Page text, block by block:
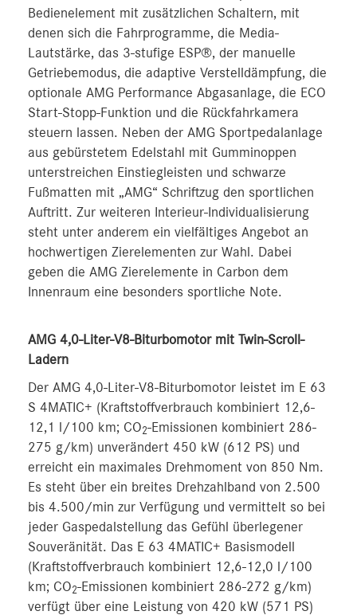
Bedienelement mit zusätzlichen Schaltern, mit
denen sich die Fahrprogramme, die Media-
Lautstärke, das 3-stufige ESP®, der manuelle
Getriebemodus, die adaptive Verstelldämpfung, die
optionale AMG Performance Abgasanlage, die ECO
Start-Stopp-Funktion und die Rückfahrkamera
steuern lassen. Neben der AMG Sportpedalanlage
aus gebürstetem Edelstahl mit Gumminoppen
unterstreichen Einstiegleisten und schwarze
Fußmatten mit „AMG“ Schriftzug den sportlichen
Auftritt. Zur weiteren Interieur-Individualisierung
steht unter anderem ein vielfältiges Angebot an
hochwertigen Zierelementen zur Wahl. Dabei
geben die AMG Zierelemente in Carbon dem
Innenraum eine besonders sportliche Note.
AMG 4,0-Liter-V8-Biturbomotor mit Twin-Scroll-
Ladern
Der AMG 4,0-Liter-V8-Biturbomotor leistet im E 63
S 4MATIC+ (Kraftstoffverbrauch kombiniert 12,6-
12,1 l/100 km; CO2-Emissionen kombiniert 286-
275 g/km) unverändert 450 kW (612 PS) und
erreicht ein maximales Drehmoment von 850 Nm.
Es steht über ein breites Drehzahlband von 2.500
bis 4.500/min zur Verfügung und vermittelt so bei
jeder Gaspedalstellung das Gefühl überlegener
Souveränität. Das E 63 4MATIC+ Basismodell
(Kraftstoffverbrauch kombiniert 12,6-12,0 l/100
km; CO2-Emissionen kombiniert 286-272 g/km)
verfügt über eine Leistung von 420 kW (571 PS)